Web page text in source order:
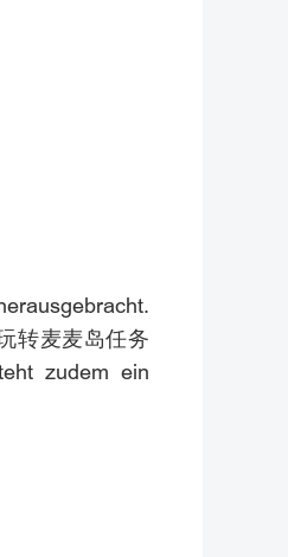
转麦麦岛任务
zudem ein